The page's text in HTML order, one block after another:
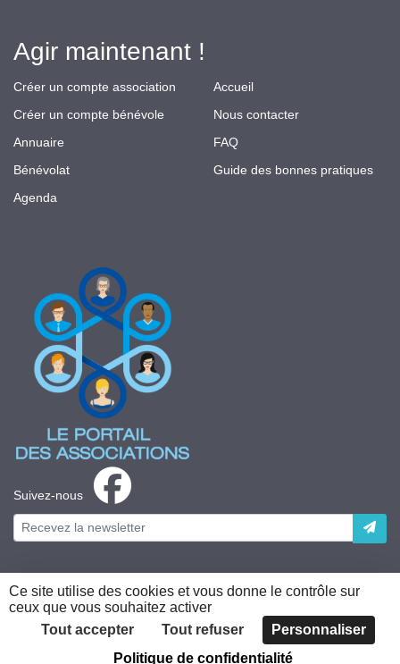
Suivez-nous
Agir maintenant !
Créer un compte association
Créer un compte bénévole
Annuaire
Bénévolat
Agenda
Accueil
Nous contacter
FAQ
Guide des bonnes pratiques
Plateforme développée en France par
Ce site utilise des cookies et vous donne le contrôle sur
ceux que vous souhaitez activer
Tout accepter
Tout refuser
Personnaliser
Politique de confidentialité